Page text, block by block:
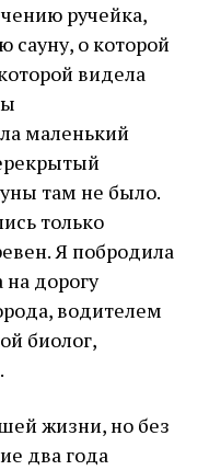
ручейка,
сауну, о которой
видела
маленький
там не было.
только
Я побродила
дорогу
водителем
биолог,
жизни, но без
два года